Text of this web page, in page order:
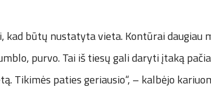
kad būtų nustatyta vieta. Kontūrai daugiau
purvo. Tai iš tiesų gali daryti įtaką
Tikimės paties geriausio“, – kalbėjo